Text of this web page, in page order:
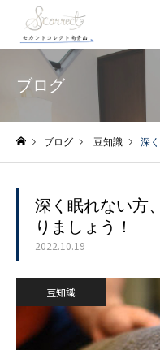
ブログ
ブログ 豆知識 深く
深く眠れない方
りましょう！
2022.10.19
豆知識